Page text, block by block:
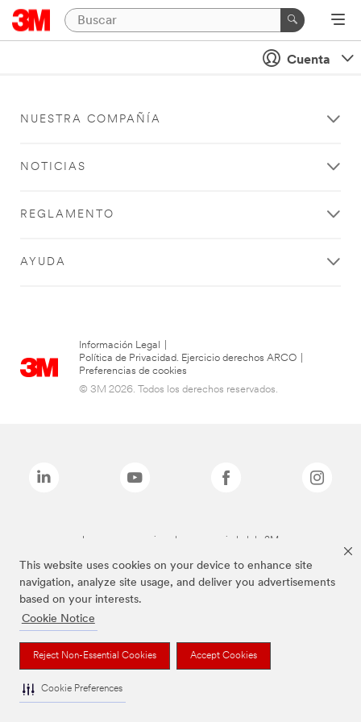
This website uses cookies on your device to enhance site
navigation, analyze site usage, and deliver you advertisements
based on your interests.
Cookie Notice
Reject Non-Essential Cookies Accept Cookies
Cookie Preferences
Cuenta
NUESTRA COMPAÑÍA
NOTICIAS
REGLAMENTO
AYUDA
Información Legal
Política de Privacidad. Ejercicio derechos ARCO
Preferencias de cookies
© 3M 2026. Todos los derechos reservados.
Las marcas mencionadas son propiedad de 3M